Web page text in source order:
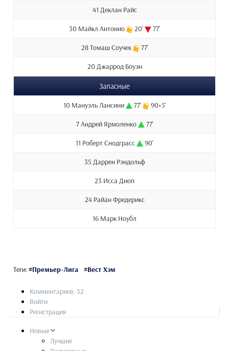
41 Деклан Райс
30 Майкл Антонио 20' 77'
28 Томаш Соучек 77'
20 Джаррод Боуэн
Запасные
10 Мануэль Лансини 77' 90+5'
7 Андрей Ярмоленко 77'
11 Роберт Снодграсс 90'
35 Даррен Рэндольф
23 Исса Диоп
24 Райан Фредерикс
16 Марк Ноубл
Теги:#Премьер-Лига #Вест Хэм
Комментариев: 52
Войти
Регистрация
Новые
Лучшие